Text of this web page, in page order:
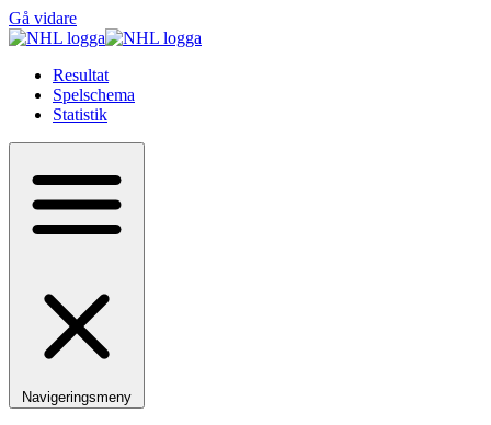
Gå vidare
Resultat
Spelschema
Statistik
Navigeringsmeny